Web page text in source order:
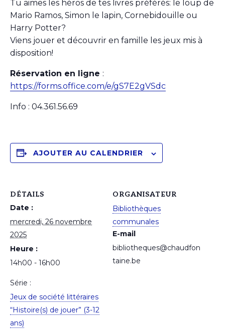
Tu aimes les héros de tes livres préférés: le loup de
Mario Ramos, Simon le lapin, Cornebidouille ou
Harry Potter?
Viens jouer et découvrir en famille les jeux mis à
disposition!
Réservation en ligne :
https://forms.office.com/e/gS7E2gVSdc
Info : 04.361.56.69
AJOUTER AU CALENDRIER
DÉTAILS
Date :
mercredi, 26 novembre
2025
Heure :
14h00 - 16h00
Série :
Jeux de société littéraires
“Histoire(s) de jouer” (3-12
ans)
ORGANISATEUR
Bibliothèques
communales
E-mail
bibliotheques@chaudfon
taine.be